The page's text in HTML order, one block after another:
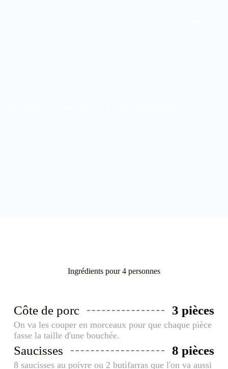
Ingrédients pour 4 personnes
Côte de porc 3 pièces
On va les couper en morceaux pour que chaque pièce
fasse la taille d'une bouchée.
Saucisses 8 pièces
8 saucisses au poivre ou 2 butifarras que l'on va aussi